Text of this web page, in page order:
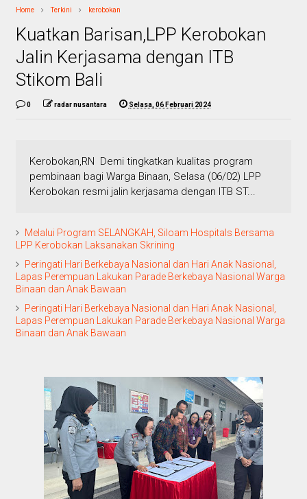
Home Terkini kerobokan
Kuatkan Barisan,LPP Kerobokan
Jalin Kerjasama dengan ITB
Stikom Bali
0 radar nusantara Selasa, 06 Februari 2024
Kerobokan,RN Demi tingkatkan kualitas program
pembinaan bagi Warga Binaan, Selasa (06/02) LPP
Kerobokan resmi jalin kerjasama dengan ITB ST...
Melalui Program SELANGKAH, Siloam Hospitals Bersama
LPP Kerobokan Laksanakan Skrining
Peringati Hari Berkebaya Nasional dan Hari Anak Nasional,
Lapas Perempuan Lakukan Parade Berkebaya Nasional Warga
Binaan dan Anak Bawaan
Peringati Hari Berkebaya Nasional dan Hari Anak Nasional,
Lapas Perempuan Lakukan Parade Berkebaya Nasional Warga
Binaan dan Anak Bawaan